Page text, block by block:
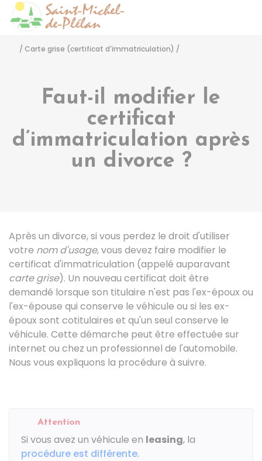
/ Carte grise (certificat d'immatriculation) /
Faut-il modifier le
certificat
d’immatriculation après
un divorce ?
Après un divorce, si vous perdez le droit d'utiliser
votre nom d'usage, vous devez faire modifier le
certificat d'immatriculation (appelé auparavant
carte grise). Un nouveau certificat doit être
demandé lorsque son titulaire n'est pas l'ex-époux ou
l'ex-épouse qui conserve le véhicule ou si les ex-
époux sont cotitulaires et qu'un seul conserve le
véhicule. Cette démarche peut être effectuée sur
internet ou chez un professionnel de l'automobile.
Nous vous expliquons la procédure à suivre.
Attention
Si vous avez un véhicule en leasing, la
procédure est différente.